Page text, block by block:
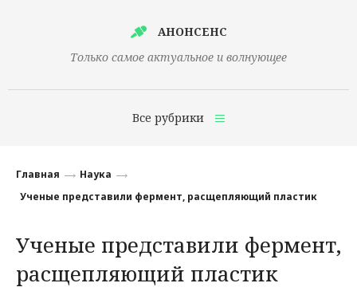
АНОНСЕНС
Только самое актуальное и волнующее
Все рубрики
Финансы
Наука
Культура
Главная
Наука
Ученые представили фермент, расщепляющий пластик
Ученые представили фермент,
расщепляющий пластик